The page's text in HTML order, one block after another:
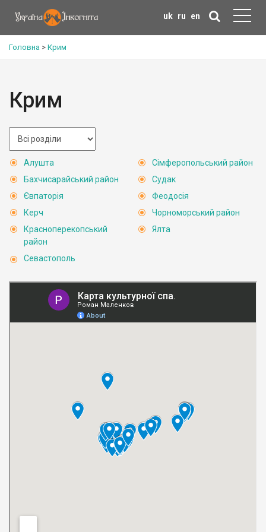
uk ru en
Головна > Крим
Крим
Алушта
Бахчисарайський район
Євпаторія
Керч
Красноперекопський
район
Севастополь
Сімферопольський район
Судак
Феодосія
Чорноморський район
Ялта